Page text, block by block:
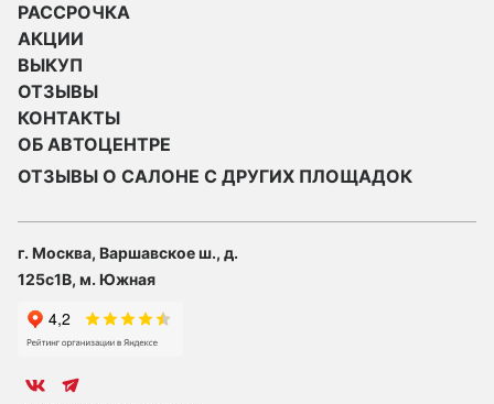
РАССРОЧКА
АКЦИИ
ВЫКУП
ОТЗЫВЫ
КОНТАКТЫ
ОБ АВТОЦЕНТРЕ
ОТЗЫВЫ О САЛОНЕ С ДРУГИХ ПЛОЩАДОК
г. Москва, Варшавское ш., д.
125с1В, м. Южная